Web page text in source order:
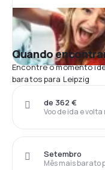
Quando
Encontre o momento
baratos para Leipzig
Voo de ida e
de 362 €
Mês mais barato
Setembro